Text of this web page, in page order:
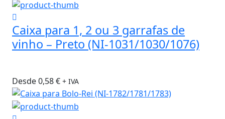
Caixa para 1, 2 ou 3 garrafas de
vinho – Preto (NI-1031/1030/1076)
Desde0,58€ + IVA